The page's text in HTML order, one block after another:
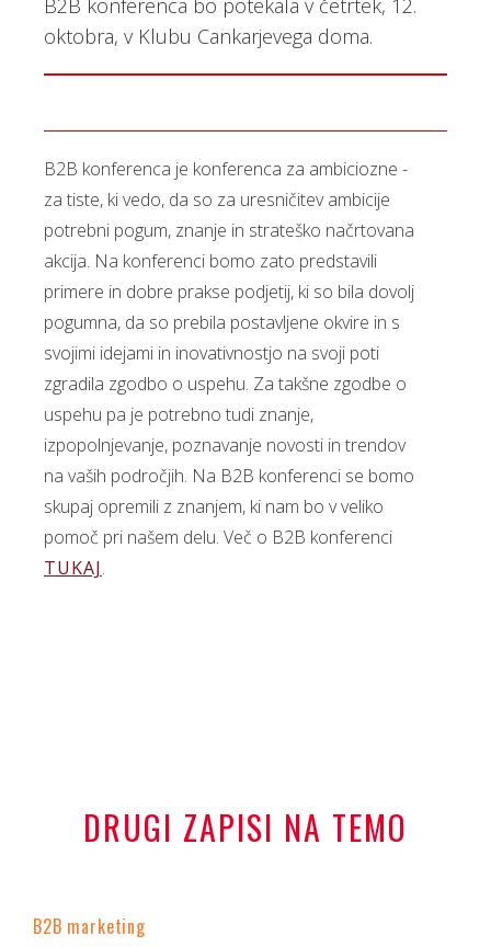
B2B konferenca bo potekala v četrtek, 12.
oktobra, v Klubu Cankarjevega doma.
B2B konferenca je konferenca za ambiciozne -
za tiste, ki vedo, da so za uresničitev ambicije
potrebni pogum, znanje in strateško načrtovana
akcija. Na konferenci bomo zato predstavili
primere in dobre prakse podjetij, ki so bila dovolj
pogumna, da so prebila postavljene okvire in s
svojimi idejami in inovativnostjo na svoji poti
zgradila zgodbo o uspehu. Za takšne zgodbe o
uspehu pa je potrebno tudi znanje,
izpopolnjevanje, poznavanje novosti in trendov
na vaših področjih. Na B2B konferenci se bomo
skupaj opremili z znanjem, ki nam bo v veliko
pomoč pri našem delu. Več o B2B konferenci
TUKAJ.
DRUGI ZAPISI NA TEMO
B2B marketing